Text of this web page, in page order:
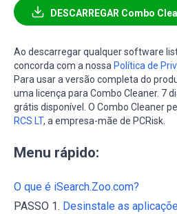
DESCARREGAR Combo
Ao descarregar qualquer software
concorda com a nossa Política de
Para usar a versão completa do
uma licença para Combo Cleaner. 7
grátis disponível. O Combo Cleaner
RCS LT, a empresa-mãe de PCRisk.
Menu rápido:
O que é iSearch.Zoo.com?
PASSO 1. Desinstale as